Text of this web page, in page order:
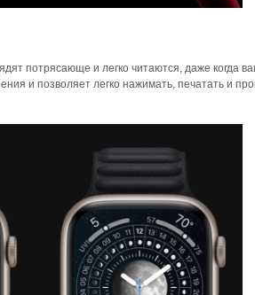
потрясающе и легко читаются, даже когда
и позволяет легко нажимать, печатать и